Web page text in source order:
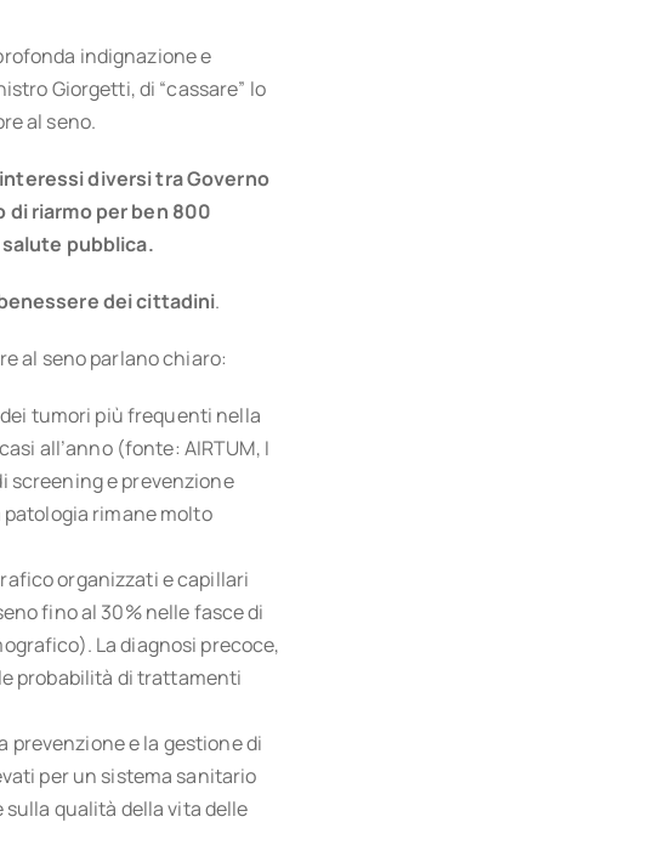
indignazione e
Giorgetti, di “cassare” lo
al seno.
diversi tra Governo
di riarmo per ben 800
pubblica.
dei cittadini.
al seno parlano chiaro:
tumori più frequenti nella
all’anno (fonte: AIRTUM, I
screening e prevenzione
rimane molto
organizzati e capillari
fino al 30% nelle fasce di
La diagnosi precoce,
probabilità di trattamenti
prevenzione e la gestione di
per un sistema sanitario
qualità della vita delle